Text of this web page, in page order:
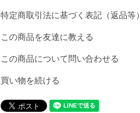
特定商取引法に基づく表記（返品等）
この商品を友達に教える
この商品について問い合わせる
買い物を続ける